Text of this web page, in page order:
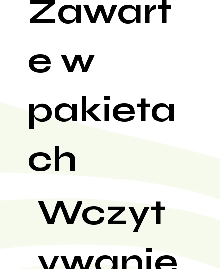
Zawart
e w
pakieta
ch
Wczyt